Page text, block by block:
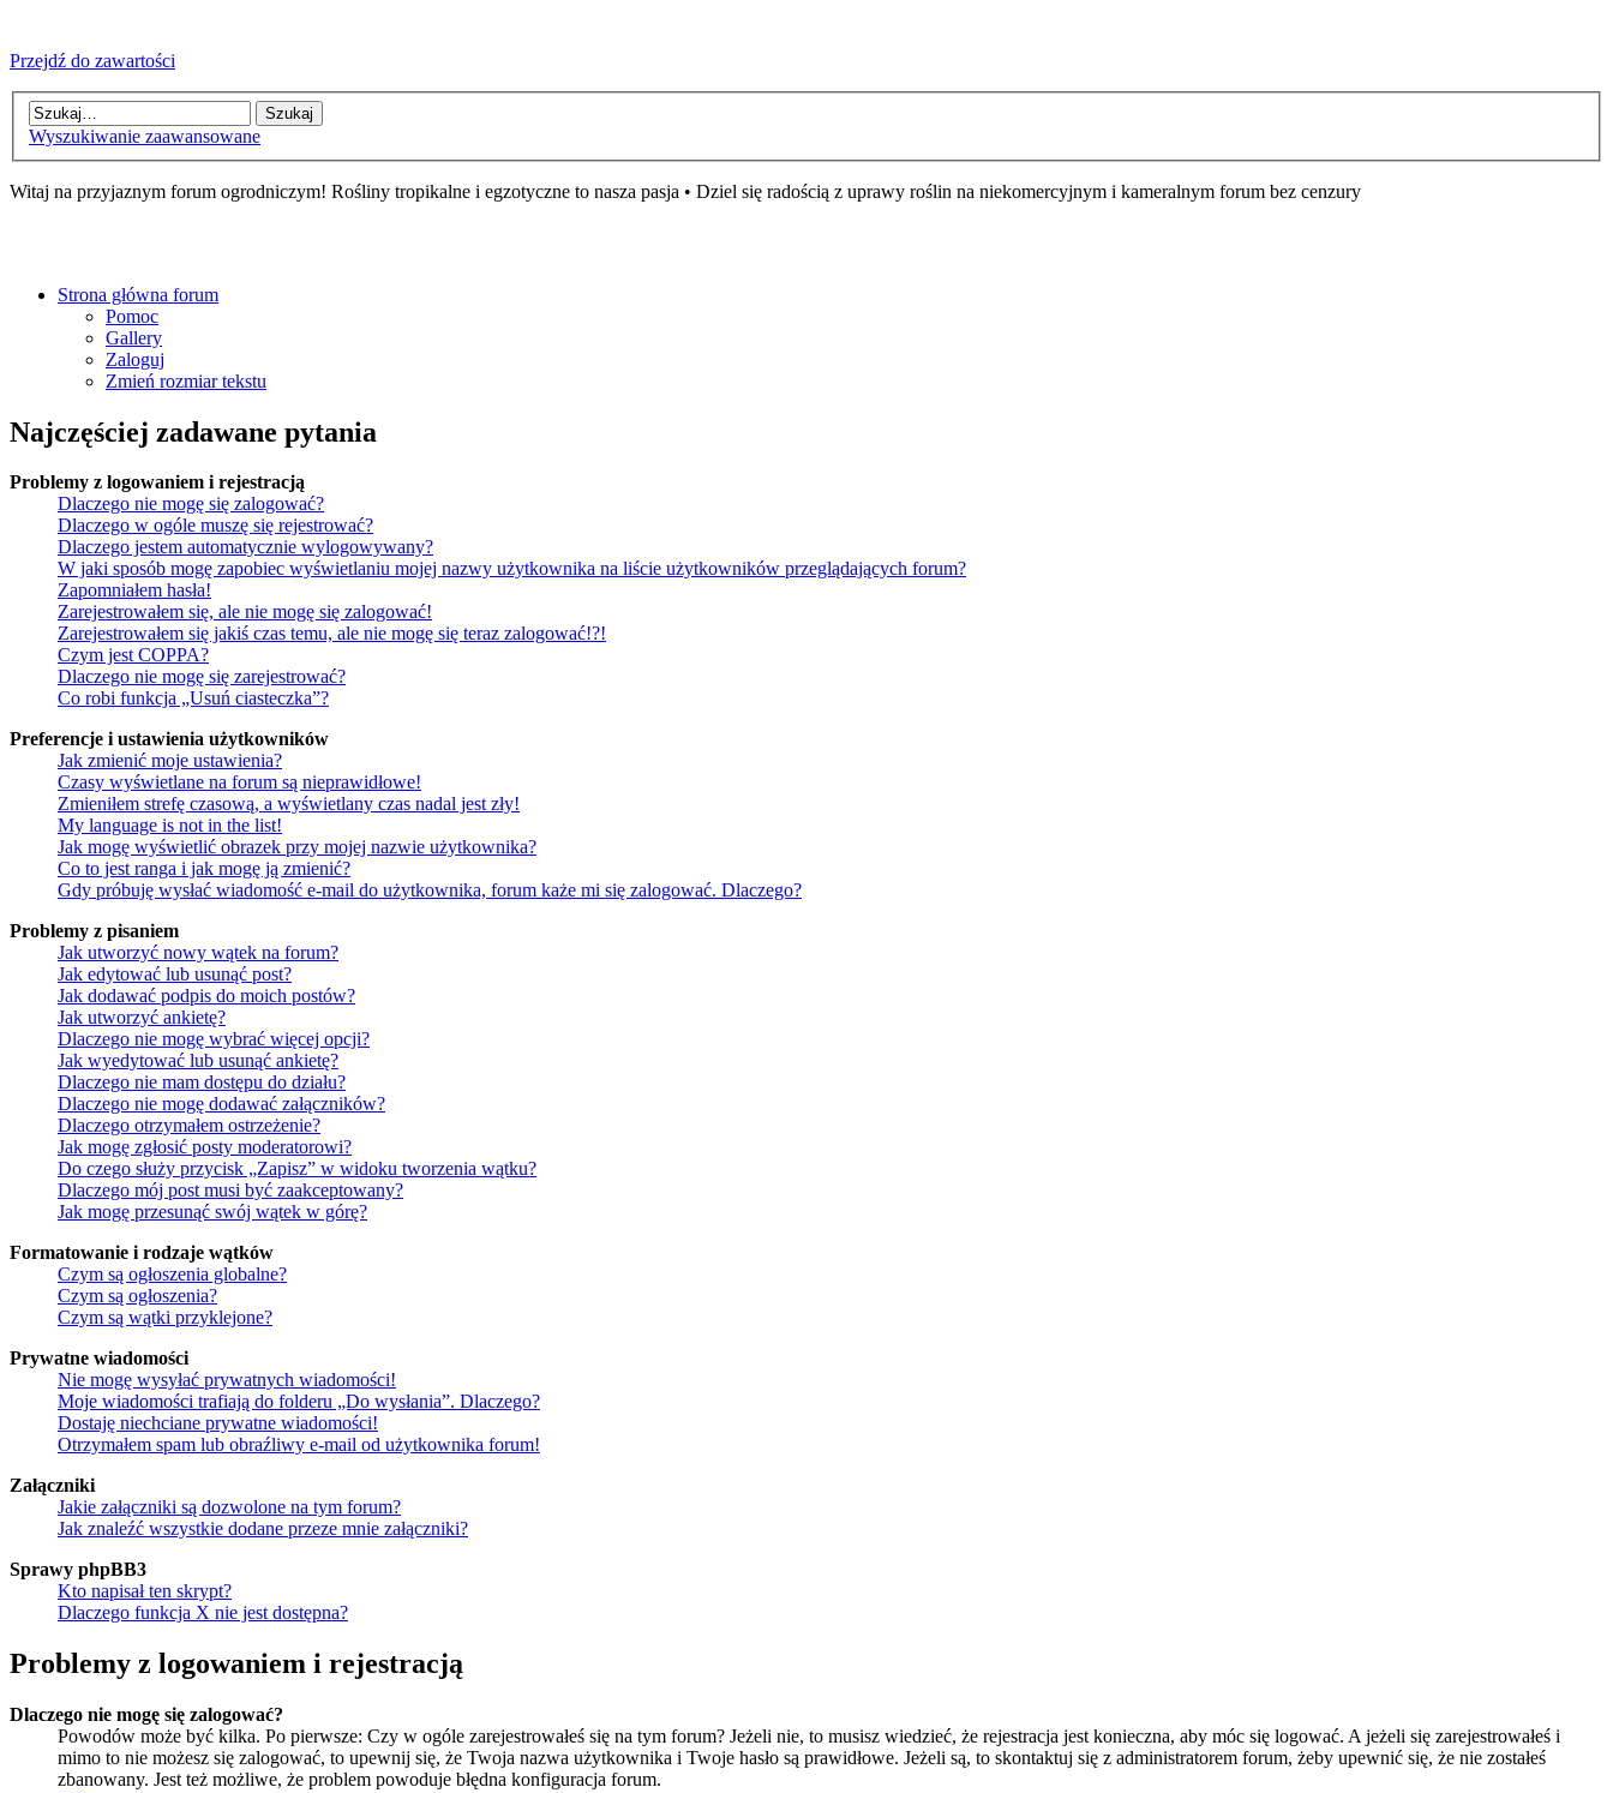
Przejdź do zawartości
Wyszukiwanie zaawansowane
Witaj na przyjaznym forum ogrodniczym! Rośliny tropikalne i egzotyczne to nasza pasja • Dziel się radością z uprawy roślin na niekomercyjnym i kameralnym forum bez cenzury
Strona główna forum
Pomoc
Gallery
Zaloguj
Zmień rozmiar tekstu
Najczęściej zadawane pytania
Problemy z logowaniem i rejestracją
Dlaczego nie mogę się zalogować?
Dlaczego w ogóle muszę się rejestrować?
Dlaczego jestem automatycznie wylogowywany?
W jaki sposób mogę zapobiec wyświetlaniu mojej nazwy użytkownika na liście użytkowników przeglądających forum?
Zapomniałem hasła!
Zarejestrowałem się, ale nie mogę się zalogować!
Zarejestrowałem się jakiś czas temu, ale nie mogę się teraz zalogować!?!
Czym jest COPPA?
Dlaczego nie mogę się zarejestrować?
Co robi funkcja „Usuń ciasteczka”?
Preferencje i ustawienia użytkowników
Jak zmienić moje ustawienia?
Czasy wyświetlane na forum są nieprawidłowe!
Zmieniłem strefę czasową, a wyświetlany czas nadal jest zły!
My language is not in the list!
Jak mogę wyświetlić obrazek przy mojej nazwie użytkownika?
Co to jest ranga i jak mogę ją zmienić?
Gdy próbuję wysłać wiadomość e-mail do użytkownika, forum każe mi się zalogować. Dlaczego?
Problemy z pisaniem
Jak utworzyć nowy wątek na forum?
Jak edytować lub usunąć post?
Jak dodawać podpis do moich postów?
Jak utworzyć ankietę?
Dlaczego nie mogę wybrać więcej opcji?
Jak wyedytować lub usunąć ankietę?
Dlaczego nie mam dostępu do działu?
Dlaczego nie mogę dodawać załączników?
Dlaczego otrzymałem ostrzeżenie?
Jak mogę zgłosić posty moderatorowi?
Do czego służy przycisk „Zapisz” w widoku tworzenia wątku?
Dlaczego mój post musi być zaakceptowany?
Jak mogę przesunąć swój wątek w górę?
Formatowanie i rodzaje wątków
Czym są ogłoszenia globalne?
Czym są ogłoszenia?
Czym są wątki przyklejone?
Prywatne wiadomości
Nie mogę wysyłać prywatnych wiadomości!
Moje wiadomości trafiają do folderu „Do wysłania”. Dlaczego?
Dostaję niechciane prywatne wiadomości!
Otrzymałem spam lub obraźliwy e-mail od użytkownika forum!
Załączniki
Jakie załączniki są dozwolone na tym forum?
Jak znaleźć wszystkie dodane przeze mnie załączniki?
Sprawy phpBB3
Kto napisał ten skrypt?
Dlaczego funkcja X nie jest dostępna?
Problemy z logowaniem i rejestracją
Dlaczego nie mogę się zalogować?
Powodów może być kilka. Po pierwsze: Czy w ogóle zarejestrowałeś się na tym forum? Jeżeli nie, to musisz wiedzieć, że rejestracja jest konieczna, aby móc się logować. A jeżeli się zarejestrowałeś i
mimo to nie możesz się zalogować, to upewnij się, że Twoja nazwa użytkownika i Twoje hasło są prawidłowe. Jeżeli są, to skontaktuj się z administratorem forum, żeby upewnić się, że nie zostałeś
zbanowany. Jest też możliwe, że problem powoduje błędna konfiguracja forum.